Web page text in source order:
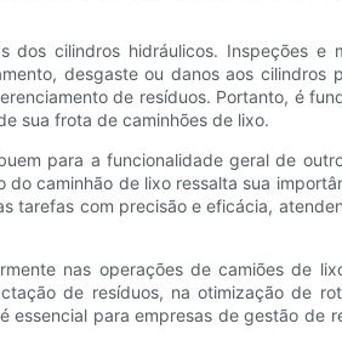
cilindros hidráulicos. Inspeções e
desgaste ou danos aos cilindros
de resíduos. Portanto, é
sua frota de caminhões de lixo.
para a funcionalidade geral de
caminhão de lixo ressalta sua
tarefas com precisão e eficácia,
nas operações de camiões de
de resíduos, na otimização de
para empresas de gestão de